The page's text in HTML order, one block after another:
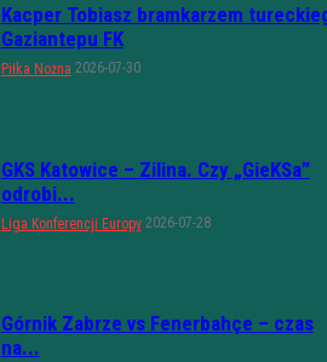
Kacper Tobiasz bramkarzem
Gaziantepu FK
Piłka Nożna 2026-07-30
GKS Katowice – Zilina. Czy „GieKSa”
odrobi...
Liga Konferencji Europy 2026-07-28
Górnik Zabrze vs Fenerbahçe – czas
na...